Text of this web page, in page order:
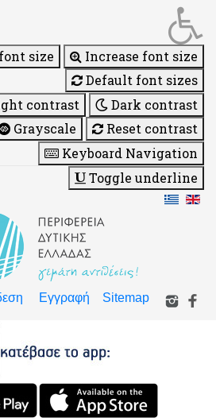
size
Increase font size
Default font sizes
contrast
Dark contrast
Grayscale
Reset contrast
Keyboard Navigation
Toggle underline
Εγγραφή Sitemap